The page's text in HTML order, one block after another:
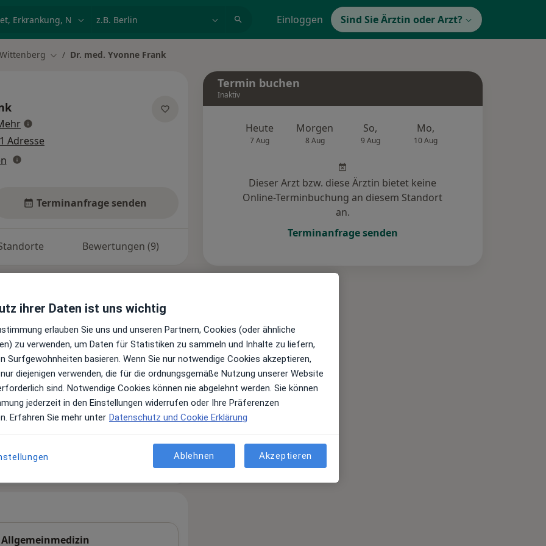
Einloggen Sind Sie Ärztin oder Arzt?
Stadt ändern
Dr. med. Yvonne Frank
über Spezialisierungen
1 Adresse
Terminanfrage senden
Bewertungen (9)
und Kosten
über Leistungen
Termin buchen
Inaktiv
Heute
7 Aug
Morgen
8 Aug
So,
9 Aug
Mo,
10 Aug
Dieser Arzt bzw. diese Ärztin bietet keine
Online-Terminbuchung an diesem Standort
an.
Terminanfrage senden
ihrer Daten ist uns wichtig
erlauben Sie uns und unseren Partnern, Cookies (oder ähnliche
zu verwenden, um Daten für Statistiken zu sammeln und Inhalte zu liefern,
Surfgewohnheiten basieren. Wenn Sie nur notwendige Cookies akzeptieren,
diejenigen verwenden, die für die ordnungsgemäße Nutzung unserer Website
sind. Notwendige Cookies können nie abgelehnt werden. Sie können
jederzeit in den Einstellungen widerrufen oder Ihre Präferenzen
Erfahren Sie mehr unter Datenschutz und Cookie Erklärung
Ablehnen Akzeptieren